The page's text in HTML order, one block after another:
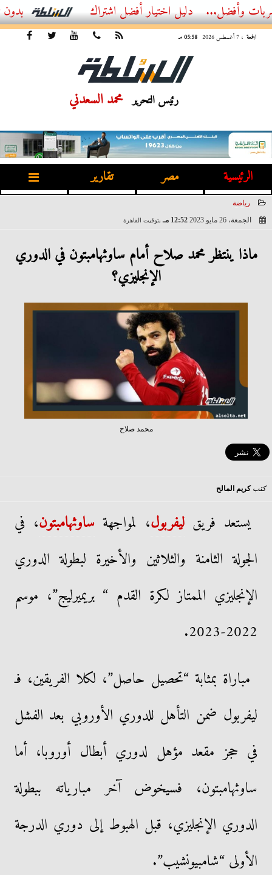
أفضل اشتراك IPTV بدون تقطيع 2026 – دليل المشاهد العصري
الجمعة ، 7 أغسطس 2026 05:58 مـ
رئيس التحرير محمد السعدني
الرئيسية مصر تقارير
رياضة
الجمعة، 26 مايو 2023
12:52 مـ بتوقيت القاهرة
ماذا ينتظر محمد صلاح أمام ساوثهامبتون في الدوري
الإنجليزي؟
محمد صلاح
كتبكريم المالح
يستعد فريقليفربول، لمواجهةساوثهامبتون، في
الجولة الثامنة والثلاثين والأخيرة لبطولة الدوري
الإنجليزي الممتاز لكرة القدم “ بريميرليج”، موسم
2022-2023.
مباراة بمثابة “تحصيل حاصل”، لكلا الفريقين، فـ
ليفربول ضمن التأهل للدوري الأوروبي بعد الفشل
في حجز مقعد مؤهل لدوري أبطال أوروبا، أما
ساوثهامبتون، فسيخوض آخر مبارياته ببطولة
الدوري الإنجليزي، قبل الهبوط إلى دوري الدرجة
الأولى “شامبيونشيب”.